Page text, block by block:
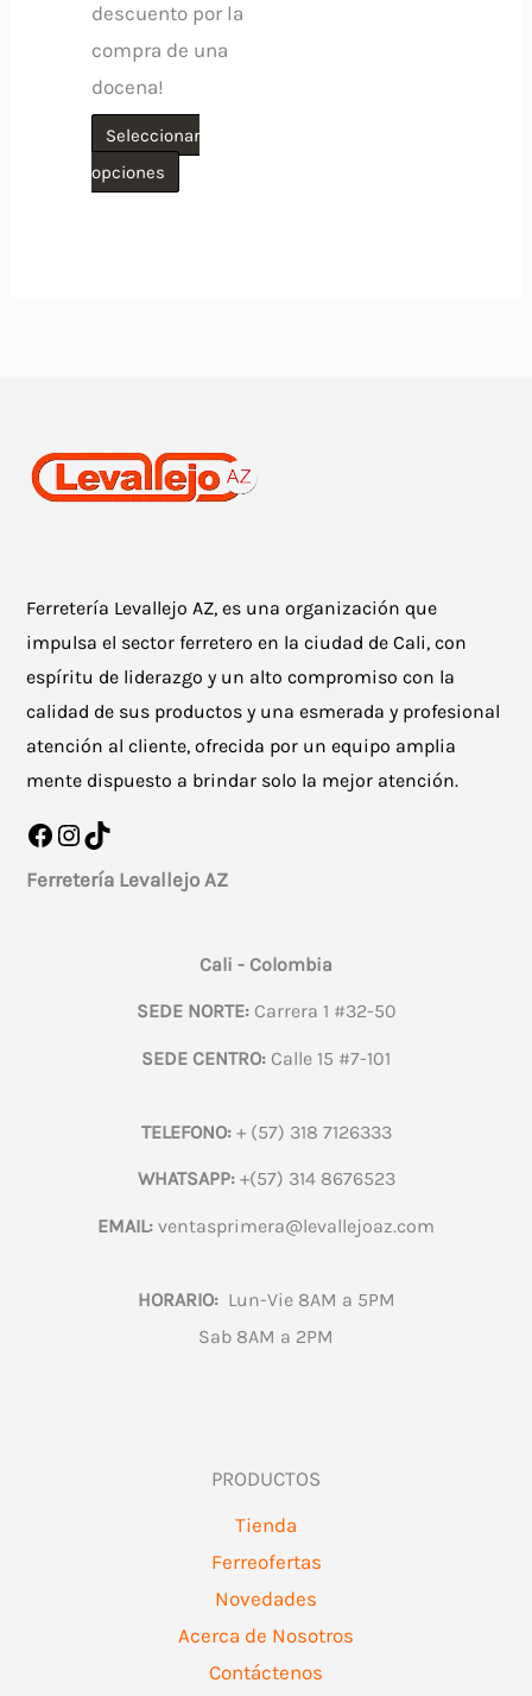
descuento por la
compra de una
docena!
Seleccionar
opciones
pueden
elegir
página
de
producto
Ferretería Levallejo AZ, es una organización que
impulsa el sector ferretero en la ciudad de Cali, con
espíritu de liderazgo y un alto compromiso con la
calidad de sus productos y una esmerada y profesional
atención al cliente, ofrecida por un equipo amplia
mente dispuesto a brindar solo la mejor atención.
Facebook
Instagram
TikTok
Ferretería Levallejo AZ
Cali - Colombia
SEDE NORTE:Carrera 1 #32-50
SEDE CENTRO: Calle 15 #7-101
TELEFONO:+ (57) 318 7126333
WHATSAPP:+(57) 314 8676523
EMAIL: ventasprimera@levallejoaz.com
HORARIO:Lun-Vie 8AM a 5PM
Sab 8AM a 2PM
PRODUCTOS
Tienda
Ferreofertas
Novedades
Acerca de Nosotros
Contáctenos